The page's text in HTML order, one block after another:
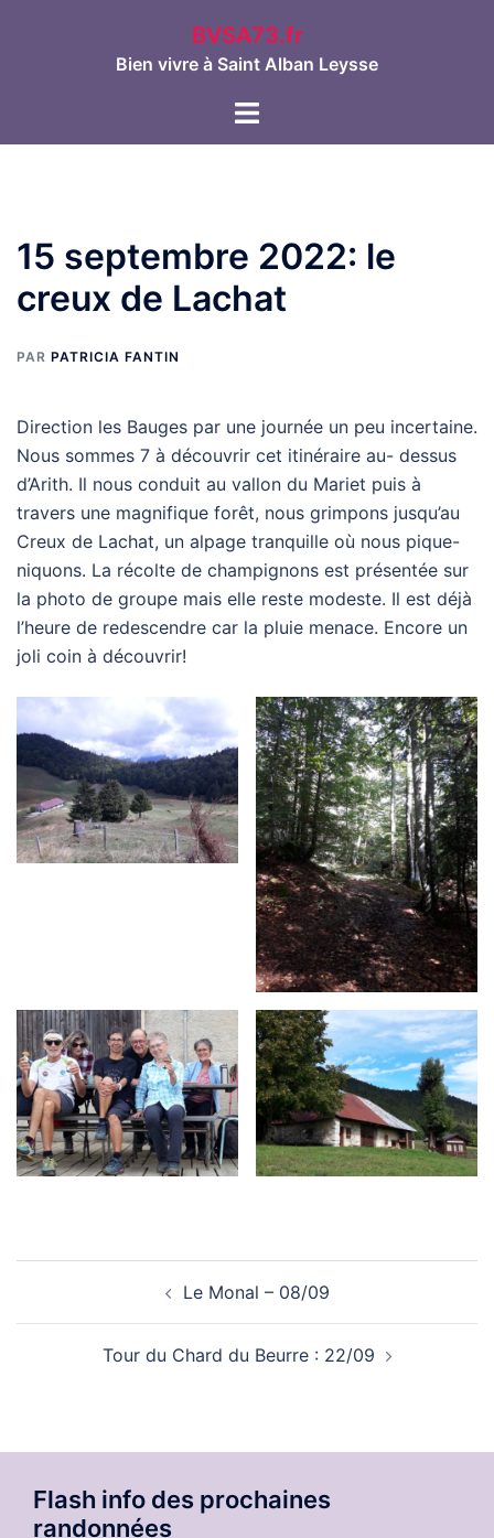
BVSA73.fr
Bien vivre à Saint Alban Leysse
Ouvrir/fermer
15 septembre 2022: le
creux de Lachat
PAR PATRICIA FANTIN
Direction les Bauges par une journée un peu incertaine.
Nous sommes 7 à découvrir cet itinéraire au- dessus
d’Arith. Il nous conduit au vallon du Mariet puis à
travers une magnifique forêt, nous grimpons jusqu’au
Creux de Lachat, un alpage tranquille où nous pique-
niquons. La récolte de champignons est présentée sur
la photo de groupe mais elle reste modeste. Il est déjà
l’heure de redescendre car la pluie menace. Encore un
joli coin à découvrir!
Le Monal – 08/09
Tour du Chard du Beurre : 22/09
Flash info des prochaines
randonnées